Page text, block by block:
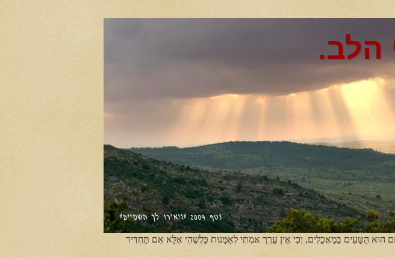
הלב.
הוּא הַטָּעִים בַּמַאֲכָלִים, וְכִי אֵין עֵרֶך אֲמִתִּי לְאָמָּנוּת כָּלְשֶׁהִי אֶלָּא אִם תַּחְדִּיר